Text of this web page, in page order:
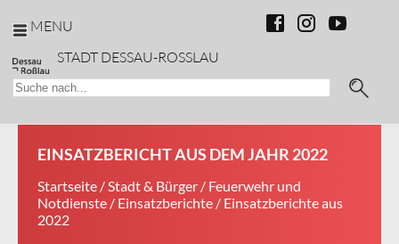
MENU
STADT DESSAU-ROSSLAU
EINSATZBERICHT AUS DEM JAHR 2022
Startseite /Stadt & Bürger / Feuerwehr und
Notdienste / Einsatzberichte / Einsatzberichte aus
2022